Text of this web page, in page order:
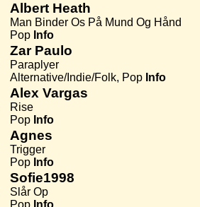
Albert Heath
Man Binder Os På Mund Og Hånd
Pop Info
Zar Paulo
Paraplyer
Alternative/Indie/Folk, Pop Info
Alex Vargas
Rise
Pop Info
Agnes
Trigger
Pop Info
Sofie1998
Slår Op